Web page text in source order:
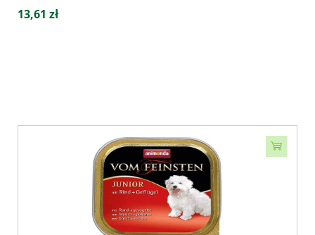
13,61 zł